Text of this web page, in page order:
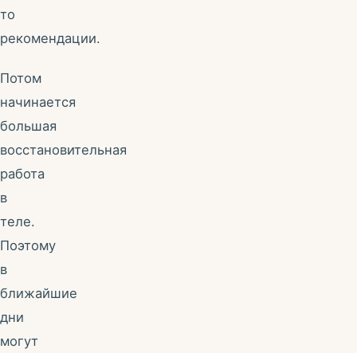
то
рекомендации.
Потом
начинается
большая
восстановительная
работа
в
теле.
Поэтому
в
ближайшие
дни
могут